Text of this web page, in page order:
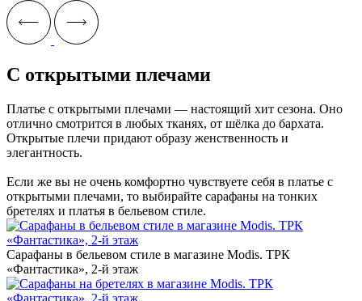
С открытыми плечами
Платье с открытыми плечами — настоящий хит сезона. Оно
отлично смотрится в любых тканях, от шёлка до бархата.
Открытые плечи придают образу женственность и
элегантность.
Если же вы не очень комфортно чувствуете себя в платье с
открытыми плечами, то выбирайте сарафаны на тонких
бретелях и платья в бельевом стиле.
Сарафаны в бельевом стиле в магазине Modis. ТРК
«Фантастика», 2-й этаж